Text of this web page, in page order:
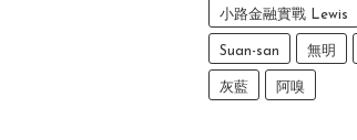
小路金融實戰 Lewis
Suan-san 無明
灰藍 阿嗅